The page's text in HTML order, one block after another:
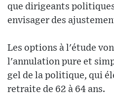
que dirigeants
envisager des
Les options à l'étude
l'annulation pure et
gel de la politique, qui
retraite de 62 à 64 ans.